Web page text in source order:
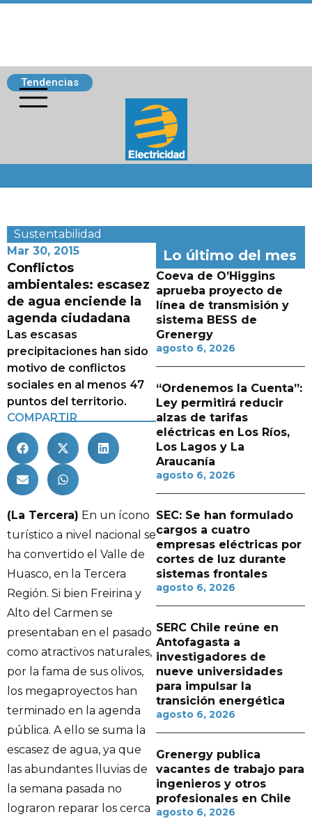
Tendencias
Sustentabilidad
Mar 30, 2015
Conflictos
ambientales: escasez
de agua enciende la
agenda ciudadana
Las escasas
precipitaciones han sido
motivo de conflictos
sociales en al menos 47
puntos del territorio.
COMPARTIR
(La Tercera) En un ícono
turístico a nivel nacional se
ha convertido el Valle de
Huasco, en la Tercera
Región. Si bien Freirina y
Alto del Carmen se
presentaban en el pasado
como atractivos naturales,
por la fama de sus olivos,
los megaproyectos han
terminado en la agenda
pública. A ello se suma la
escasez de agua, ya que
las abundantes lluvias de
la semana pasada no
lograron reparar los cerca
Lo último del mes
Coeva de O’Higgins
aprueba proyecto de
línea de transmisión y
sistema BESS de
Grenergy
agosto 6, 2026
“Ordenemos la Cuenta”:
Ley permitirá reducir
alzas de tarifas
eléctricas en Los Ríos,
Los Lagos y La
Araucanía
agosto 6, 2026
SEC: Se han formulado
cargos a cuatro
empresas eléctricas por
cortes de luz durante
sistemas frontales
agosto 6, 2026
SERC Chile reúne en
Antofagasta a
investigadores de
nueve universidades
para impulsar la
transición energética
agosto 6, 2026
Grenergy publica
vacantes de trabajo para
ingenieros y otros
profesionales en Chile
agosto 6, 2026